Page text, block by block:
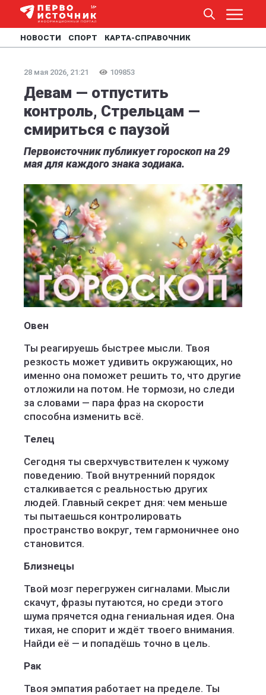
НОВОСТИ СПОРТ КАРТА-СПРАВОЧНИК
28 мая 2026, 21:21 109853
Девам — отпустить
контроль, Стрельцам —
смириться с паузой
Первоисточник публикует гороскоп на 29
мая для каждого знака зодиака.
Овен
Ты реагируешь быстрее мысли. Твоя
резкость может удивить окружающих, но
именно она поможет решить то, что другие
отложили на потом. Не тормози, но следи
за словами — пара фраз на скорости
способна изменить всё.
Телец
Сегодня ты сверхчувствителен к чужому
поведению. Твой внутренний порядок
сталкивается с реальностью других
людей. Главный секрет дня: чем меньше
ты пытаешься контролировать
пространство вокруг, тем гармоничнее оно
становится.
Близнецы
Твой мозг перегружен сигналами. Мысли
скачут, фразы путаются, но среди этого
шума прячется одна гениальная идея. Она
тихая, не спорит и ждёт твоего внимания.
Найди её — и попадёшь точно в цель.
Рак
Твоя эмпатия работает на пределе. Ты